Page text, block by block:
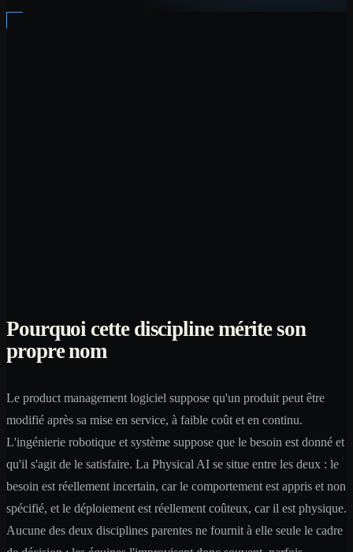
Pourquoi cette discipline mérite son
propre nom
Le product management logiciel suppose qu'un produit peut être
modifié après sa mise en service, à faible coût et en continu.
L'ingénierie robotique et système suppose que le besoin est donné et
qu'il s'agit de le satisfaire. La Physical AI se situe entre les deux : le
besoin est réellement incertain, car le comportement est appris et non
spécifié, et le déploiement est réellement coûteux, car il est physique.
Aucune des deux disciplines parentes ne fournit à elle seule le cadre